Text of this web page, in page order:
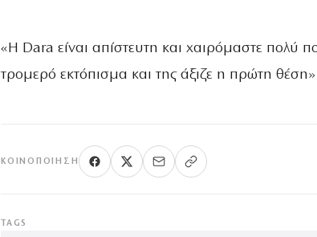
«Η Dara είναι απίστευτη και χαιρόμαστε πολύ
τρομερό εκτόπισμα και της άξιζε η πρώτη
ΚΟΙΝΟΠΟΊΗΣΗ
TAGS